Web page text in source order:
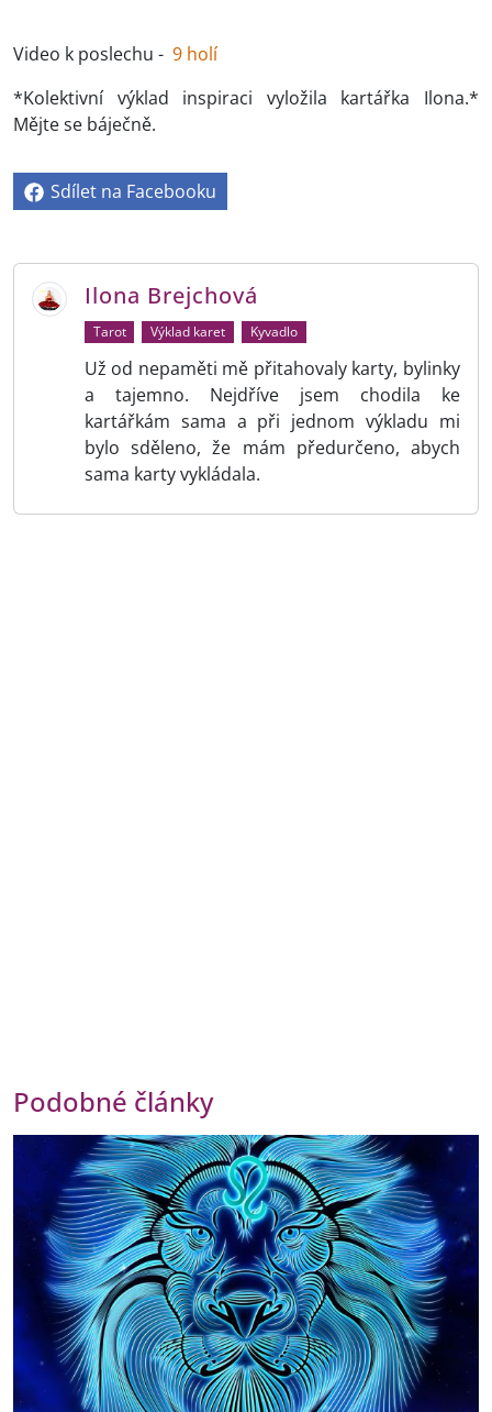
Video k poslechu - 9 holí
*Kolektivní výklad inspiraci vyložila kartářka Ilona.*
Mějte se báječně.
Sdílet na Facebooku
Ilona Brejchová
Tarot Výklad karet Kyvadlo
Už od nepaměti mě přitahovaly karty, bylinky
a tajemno. Nejdříve jsem chodila ke
kartářkám sama a při jednom výkladu mi
bylo sděleno, že mám předurčeno, abych
sama karty vykládala.
Podobné články